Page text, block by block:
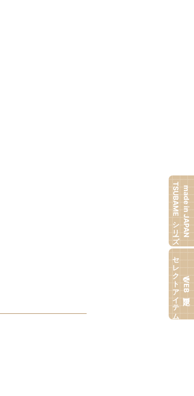
made in JAPAN
TSUBAMEシリーズ
【WEB限定】
セレクトアイテム